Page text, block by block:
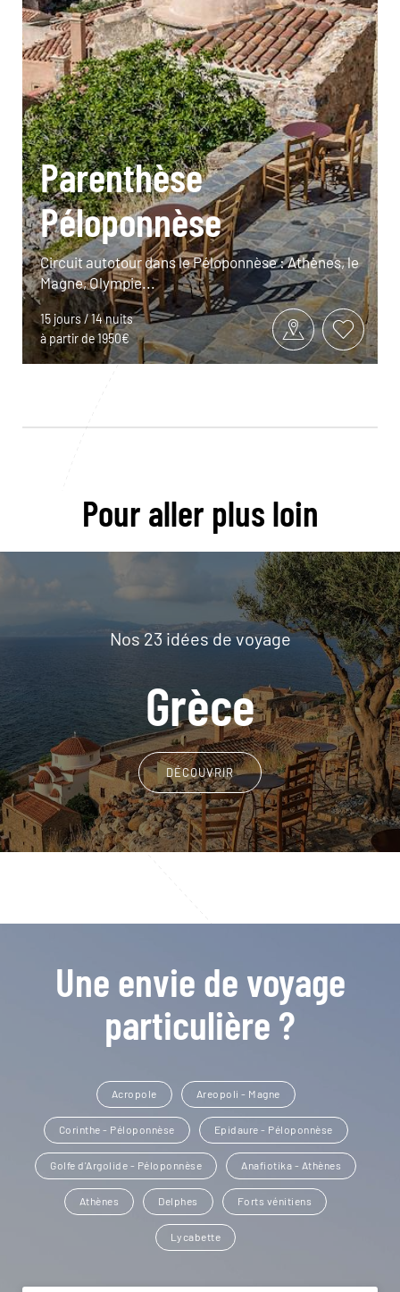
Parenthèse
Péloponnèse
Circuit autotour dans le Péloponnèse : Athènes, le
Magne, Olympie...
15 jours / 14 nuits
à partir de 1950€
Pour aller plus loin
Nos 23 idées de voyage
Grèce
DÉCOUVRIR
Une envie de voyage
particulière ?
Acropole Areopoli - Magne
Corinthe - Péloponnèse Epidaure - Péloponnèse
Golfe d'Argolide - Péloponnèse Anafiotika - Athènes
Athènes Delphes Forts vénitiens
Lycabette